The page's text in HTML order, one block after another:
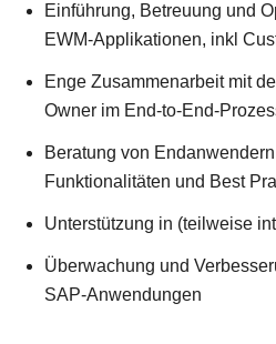
Einführung, Betreuung und
EWM-Applikationen, inkl
Enge Zusammenarbeit mit
Owner im End-to-End-
Beratung von
Funktionalitäten und Best
Unterstützung in (teilweise
Überwachung und
SAP-Anwendungen